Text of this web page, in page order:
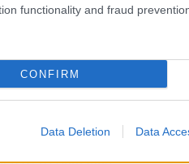
functionality and fraud
CONFIRM
Data Deletion Data